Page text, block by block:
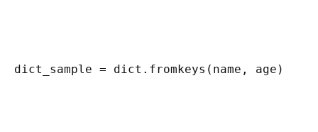
dict_sample = dict.fromkeys(name, age)